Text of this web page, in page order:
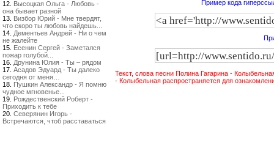
12. Высоцкая Ольга - Любовь -
она бывает разной
13. Визбор Юрий - Мне твердят,
что скоро ты любовь найдешь...
14. Дементьев Андрей - Ни о чем
не жалейте
15. Есенин Сергей - Заметался
пожар голубой...
16. Друнина Юлия - Ты – рядом
17. Асадов Эдуард - Ты далеко
сегодня от меня…
18. Пушкин Александр - Я помню
чудное мгновенье...
19. Рождественский Роберт -
Приходить к тебе
20. Северянин Игорь -
Встречаются, чтоб расставаться
Пример кода
Текст, слова песни Полина Гагарина -
- Колыбельная распространяется для